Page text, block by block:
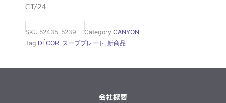
CT/24
SKU 52435-5239 Category CANYON
Tag DÉCOR スーププレート 新商品
会社概要